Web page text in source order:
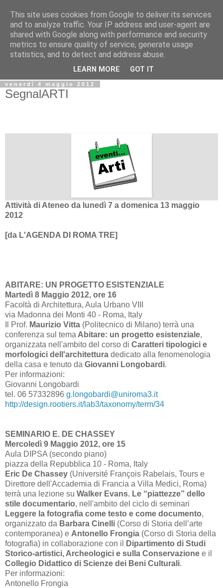
Biblio@rti in
Il Blog della Biblioteca di Area delle arti per condividere
informazioni iniziative incontri
venerdì 4 maggio 2012
SegnalARTI
Attività di Ateneo da lunedì 7 a domenica 13 maggio
2012
[da L'AGENDA DI ROMA TRE]
ABITARE: UN PROGETTO ESISTENZIALE
Martedì 8 Maggio 2012, ore 16
Facoltà di Architettura, Aula Urbano VIII
via Madonna dei Monti 40 - Roma, Italy
Il Prof. Maurizio Vitta (Politecnico di Milano) terrà una
conferenza sul tema Abitare: un progetto esistenziale,
organizzata nell'ambito del corso di Caratteri tipologici e
morfologici dell'architettura dedicato alla fenomenologia
della casa e tenuto da Giovanni Longobardi.
Per informazioni:
Giovanni Longobardi
tel. 06 57332896 g.longobardi@uniroma3.it
http://design.rootiers.it/lab3/taxonomy/term/34
SEMINARIO E. DE CHASSEY
Mercoledì 9 Maggio 2012, ore 15
Aula DIPSA (secondo piano)
piazza della Repubblica 10 - Roma, Italy
Eric De Chassey (Université François Rabelais, Tours e
Direttore dell'Accademia di Francia a Villa Medici, Roma)
terrà una lezione su Walker Evans. Le “piattezze” dello
stile documentario, nell'ambito del ciclo di seminari
Leggere la fotografia come testo e come documento,
organizzato da Barbara Cinelli (Corso di Storia dell’arte
contemporanea) e Antonello Frongia (Corso di Storia della
fotografia) in collaborazione con il
Dipartimento di Studi
Storico-artistici, Archeologici e sulla Conservazione e il
Collegio Didattico di Scienze dei Beni Culturali.
Per informazioni:
Antonello Frongia
This site uses cookies from Google to deliver its services
and to analyze traffic. Your IP address and user-agent are
shared with Google along with performance and security
metrics to ensure quality of service, generate usage
statistics, and to detect and address abuse.
LEARN MORE GOT IT